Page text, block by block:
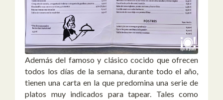
Además del famoso y clásico cocido que ofrecen
todos los días de la semana, durante todo el año,
tienen una carta en la que predomina una serie de
platos muy indicados para tapear. Tales como